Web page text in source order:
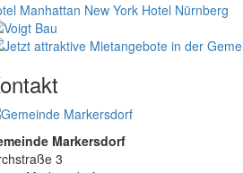
Manhattan New York Hotel Nürnberg
Markersdorf
3